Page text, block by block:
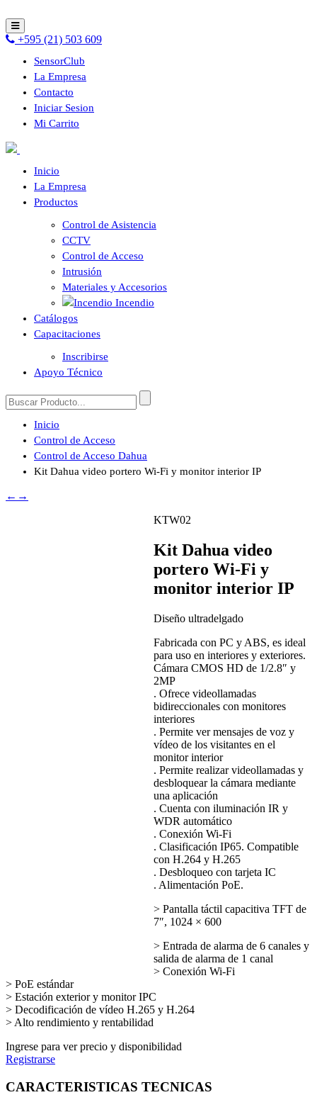
+595 (21) 503 609
SensorClub
La Empresa
Contacto
Iniciar Sesion
Mi Carrito
Inicio
La Empresa
Productos
Control de Asistencia
CCTV
Control de Acceso
Intrusión
Materiales y Accesorios
Incendio
Catálogos
Capacitaciones
Inscribirse
Apoyo Técnico
Inicio
Control de Acceso
Control de Acceso Dahua
Kit Dahua video portero Wi-Fi y monitor interior IP
← →
KTW02
Kit Dahua video
portero Wi-Fi y
monitor interior IP
Diseño ultradelgado
Fabricada con PC y ABS, es ideal
para uso en interiores y exteriores.
Cámara CMOS HD de 1/2.8″ y
2MP
. Ofrece videollamadas
bidireccionales con monitores
interiores
. Permite ver mensajes de voz y
vídeo de los visitantes en el
monitor interior
. Permite realizar videollamadas y
desbloquear la cámara mediante
una aplicación
. Cuenta con iluminación IR y
WDR automático
. Conexión Wi-Fi
. Clasificación IP65. Compatible
con H.264 y H.265
. Desbloqueo con tarjeta IC
. Alimentación PoE.
> Pantalla táctil capacitiva TFT de
7″, 1024 × 600
> Entrada de alarma de 6 canales y
salida de alarma de 1 canal
> Conexión Wi-Fi
> PoE estándar
> Estación exterior y monitor IPC
> Decodificación de vídeo H.265 y H.264
> Alto rendimiento y rentabilidad
Ingrese para ver precio y disponibilidad
Registrarse
CARACTERISTICAS TECNICAS